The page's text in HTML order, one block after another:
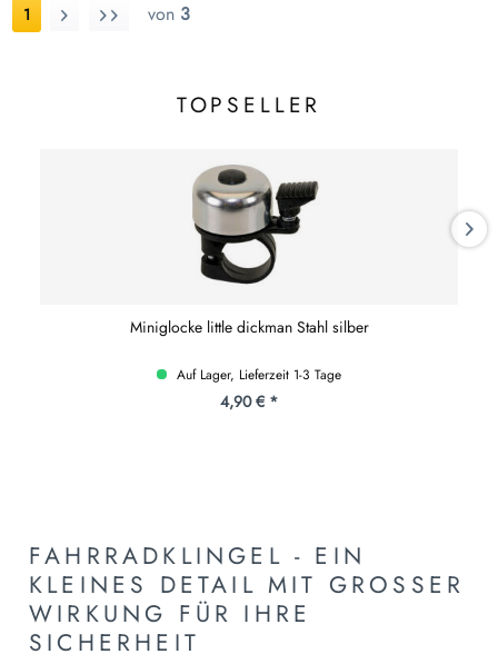
1 von 3
TOPSELLER
Miniglocke little dickman Stahl silber
Auf Lager, Lieferzeit 1-3 Tage
4,90 € *
FAHRRADKLINGEL - EIN
KLEINES DETAIL MIT GROSSER W
IRKUNG FÜR IHRE S
ICHERHEIT